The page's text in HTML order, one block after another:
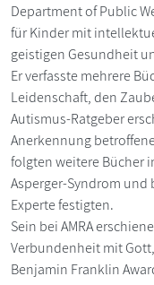
Department of Public
für Kinder mit
geistigen Gesundheit
Er verfasste mehrere
Leidenschaft, den
Autismus-Ratgeber
Anerkennung
folgten weitere Bücher
Asperger-Syndrom und
Experte festigten.
Sein bei AMRA
Verbundenheit mit
Benjamin Franklin